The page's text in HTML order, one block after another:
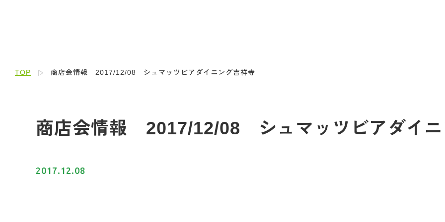
TOP 商店会情報 2017/12/08 シュマッツビアダイニング吉祥寺
商店会情報 2017/12/08 シュマッツビアダイニ
2017.12.08